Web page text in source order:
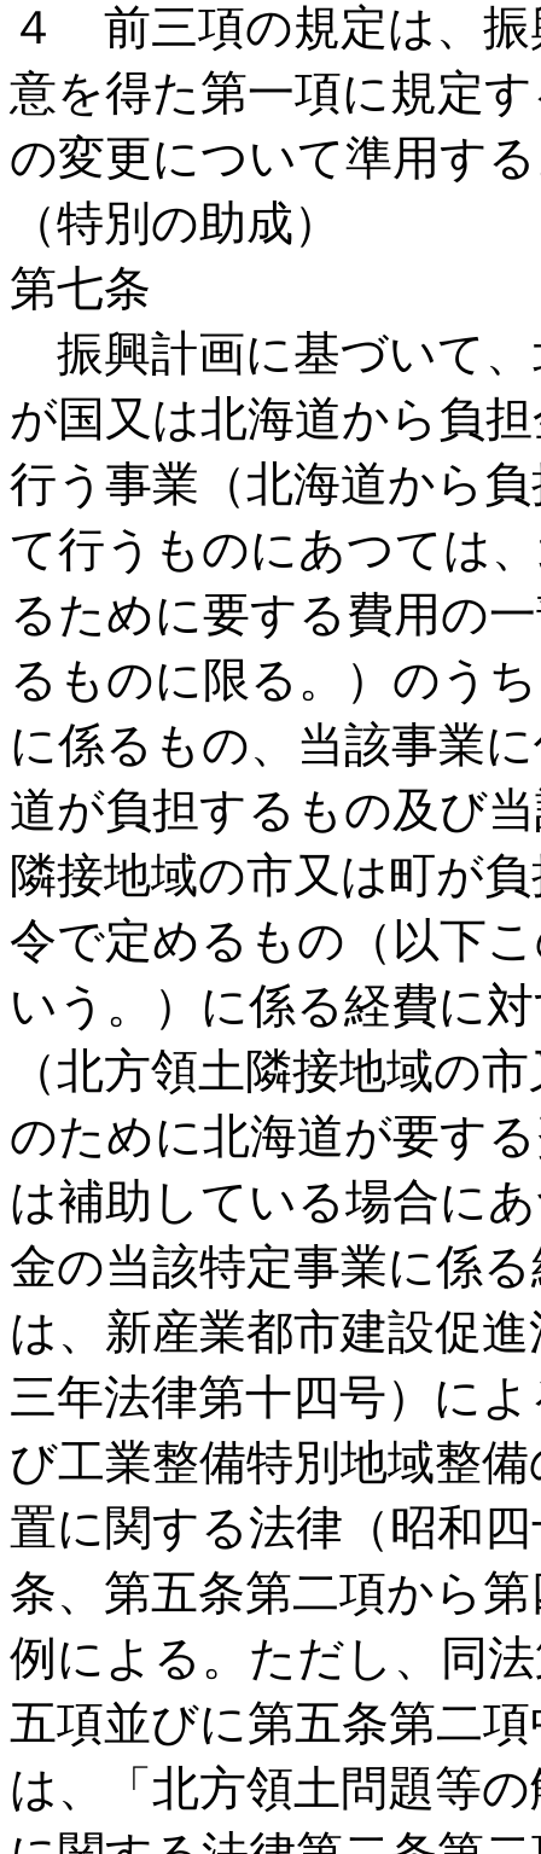
４ 前三項の規定は、振
意を得た第一項に規定
の変更について準用す
（特別の助成）
第七条
振興計画に基づいて、
が国又は北海道から負
行う事業（北海道から
て行うものにあつては
るために要する費用の
るものに限る。）のう
に係るもの、当該事業
道が負担するもの及び
隣接地域の市又は町が
令で定めるもの（以下
いう。）に係る経費に
（北方領土隣接地域の
のために北海道が要す
は補助している場合に
金の当該特定事業に係
は、新産業都市建設促
三年法律第十四号）に
び工業整備特別地域整
置に関する法律（昭和
条、第五条第二項から
例による。ただし、同
五項並びに第五条第二
は、「北方領土問題等